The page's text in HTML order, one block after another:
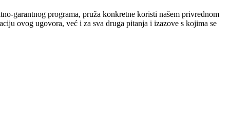
garantnog programa, pruža konkretne koristi našem privrednom
ovog ugovora, već i za sva druga pitanja i izazove s kojima se